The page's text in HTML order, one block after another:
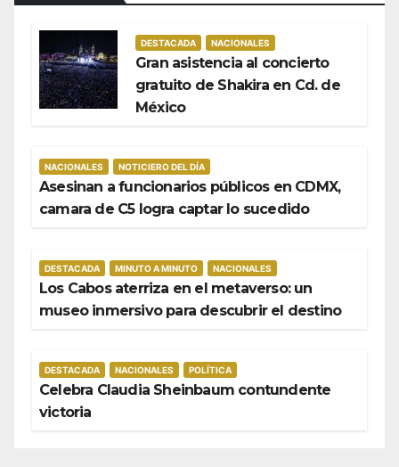
DESTACADA NACIONALES
Gran asistencia al concierto
gratuito de Shakira en Cd. de
México
NACIONALES NOTICIERO DEL DÍA
Asesinan a funcionarios públicos en CDMX,
camara de C5 logra captar lo sucedido
DESTACADA MINUTO A MINUTO NACIONALES
Los Cabos aterriza en el metaverso: un
museo inmersivo para descubrir el destino
DESTACADA NACIONALES POLÍTICA
Celebra Claudia Sheinbaum contundente
victoria